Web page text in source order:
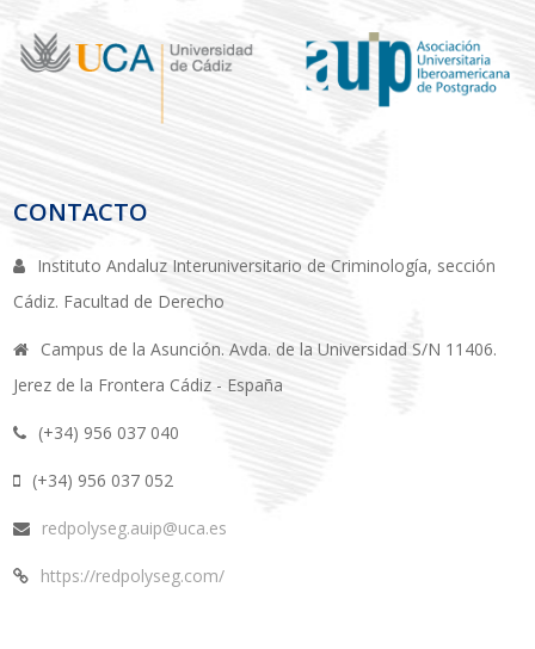
CONTACTO
Instituto Andaluz Interuniversitario de Criminología, sección
Cádiz. Facultad de Derecho
Campus de la Asunción. Avda. de la Universidad S/N 11406.
Jerez de la Frontera Cádiz - España
(+34) 956 037 040
(+34) 956 037 052
redpolyseg.auip@uca.es
https://redpolyseg.com/